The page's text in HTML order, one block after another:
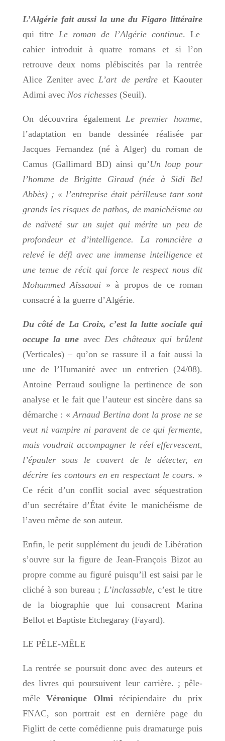
L’Algérie fait aussi la une du Figaro littéraire
qui titre Le roman de l’Algérie continue. Le
cahier introduit à quatre romans et si l’on
retrouve deux noms plébiscités par la rentrée
Alice Zeniter avecL’art de perdreet Kaouter
Adimi avec Nos richesses(Seuil).
On découvrira égalementLe premier homme,
l’adaptation en bande dessinée
réalisée par
Jacques Fernandez (né à Alger) du roman de
Camus (Gallimard BD) ainsi qu’Un loup pour
l’homme de Brigitte Giraud (née à Sidi Bel
Abbès) ; « l’entreprise était périlleuse tant sont
grands les risques de pathos, de manichéisme ou
de naïveté sur un sujet qui mérite un peu de
profondeur et d’intelligence. La romncière a
relevé le défi avec une immense intelligence et
une tenue de récit qui force le respect nous dit
Mohammed Aïssaoui » à propos de ce roman
consacré à la guerre d’Algérie.
Du côté de La Croix, c’est la lutte sociale qui
occupe la uneavecDes châteaux qui brûlent
(Verticales) – qu’on se rassure il a fait aussi la
une de l’Humanité avec un entretien (24/08).
Antoine Perraud souligne la pertinence de son
analyse et le fait que l’auteur est sincère dans sa
démarche : «Arnaud Bertina dont la prose ne se
veut ni vampire ni paravent de ce qui fermente,
mais voudrait accompagner le réel effervescent,
l’épauler sous le couvert de le détecter, en
décrire les contours en en respectant le cours. »
Ce récit d’un conflit social avec séquestration
d’un secrétaired’État évite le manichéisme de
l’aveu même de son auteur.
Enfin, le petit supplément du jeudi de Libération
s’ouvre sur la figure de Jean-François Bizot au
propre comme au figuré puisqu’il est saisi par le
cliché à son bureau ; L’inclassable,c’est le titre
de la biographie que lui consacrent Marina
Bellot et Baptiste Etchegaray (Fayard).
LE PÊLE-MÊLE
La rentrée se poursuit donc avec des auteurs et
des livres qui poursuivent leur carrière. ; pêle-
mêleVéronique Olmirécipiendaire du prix
FNAC,son portrait est en dernière page du
Figlitt de cette comédienne puis dramaturge puis